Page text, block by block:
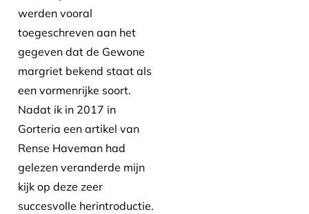
werden vooral
toegeschreven aan het
gegeven dat de Gewone
margriet bekend staat als
een vormenrijke soort.
Nadat ik in 2017 in
Gorteria een artikel van
Rense Haveman had
gelezen veranderde mijn
kijk op deze zeer
succesvolle herintroductie.